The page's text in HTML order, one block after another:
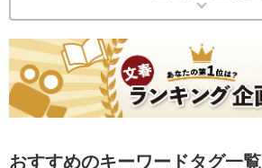
おすすめのキーワードタグ一覧